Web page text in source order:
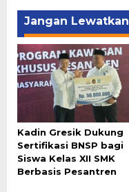
Jangan Lewatkan
Kadin Gresik Dukung
Sertifikasi BNSP bagi
Siswa Kelas XII SMK
Berbasis Pesantren